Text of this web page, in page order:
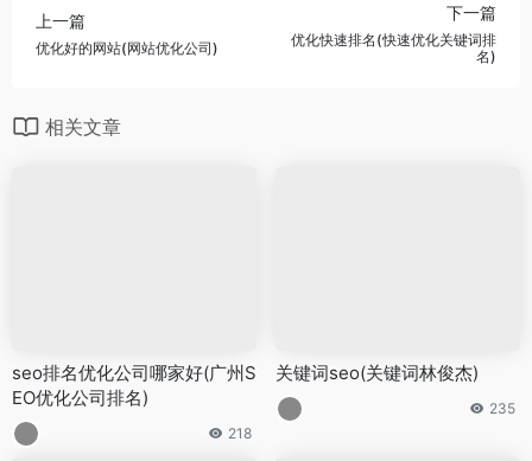
上一篇
优化好的网站(网站优化公司)
下一篇
优化快速排名(快速优化关键词排
名)
相关文章
seo排名优化公司哪家好(广州S
EO优化公司排名)
218
关键词seo(关键词林俊杰)
235